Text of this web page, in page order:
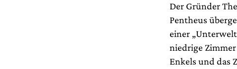
Der Gründer
Pentheus
einer
niedrige
Enkels und das